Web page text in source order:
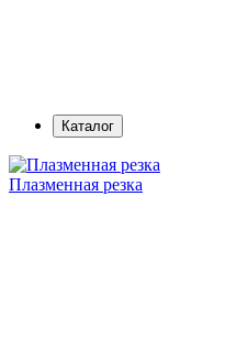
Каталог
Плазменная резка